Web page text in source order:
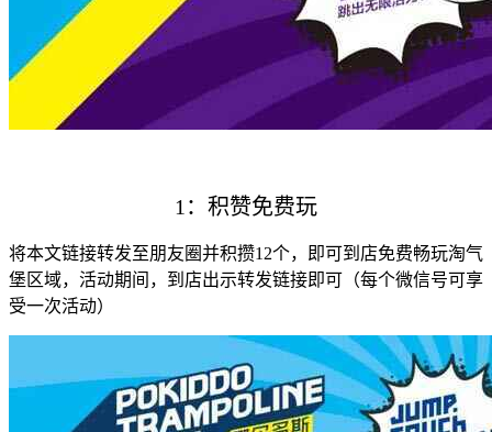
1：积赞免费玩
将本文链接转发至朋友圈并积攒12个，即可到店免费畅玩淘气
堡区域，活动期间，到店出示转发链接即可（每个微信号可享
受一次活动）